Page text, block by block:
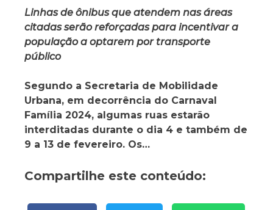
Linhas de ônibus que atendem nas áreas
citadas serão reforçadas para incentivar a
população a optarem por transporte
público
Segundo a Secretaria de Mobilidade
Urbana, em decorrência do Carnaval
Família 2024, algumas ruas estarão
interditadas durante o dia 4 e também de
9 a 13 de fevereiro. Os…
Compartilhe este conteúdo: